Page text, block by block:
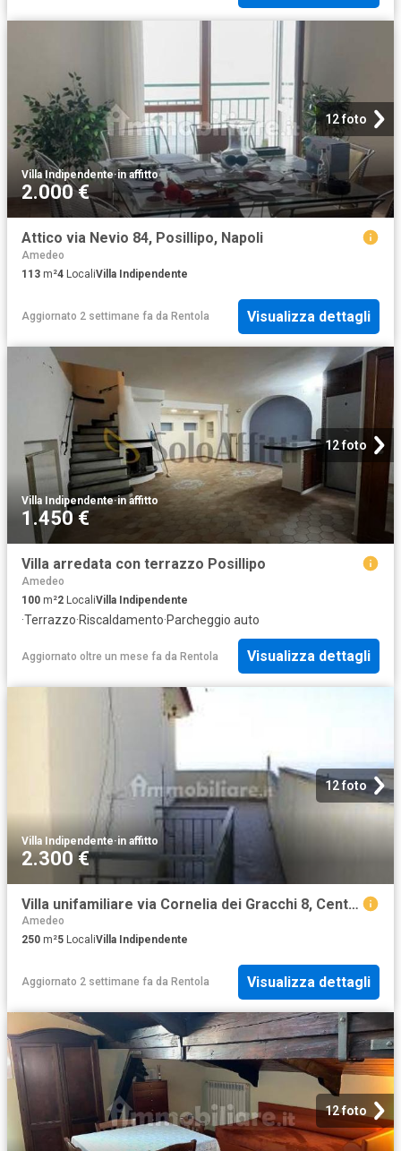
12 foto
Villa Indipendente·in affitto
2.000 €
Attico via Nevio 84, Posillipo, Napoli
Amedeo
113 m²4 LocaliVilla Indipendente
Aggiornato 2 settimane fa da Rentola Visualizza dettagli
12 foto
Villa Indipendente·in affitto
1.450 €
Villa arredata con terrazzo Posillipo
Amedeo
100 m²2 LocaliVilla Indipendente
·Terrazzo·Riscaldamento·Parcheggio auto
Aggiornato oltre un mese fa da Rentola Visualizza dettagli
12 foto
Villa Indipendente·in affitto
2.300 €
Villa unifamiliare via Cornelia dei Gracchi 8, Centro, Bacoli
Amedeo
250 m²5 LocaliVilla Indipendente
Aggiornato 2 settimane fa da Rentola Visualizza dettagli
12 foto